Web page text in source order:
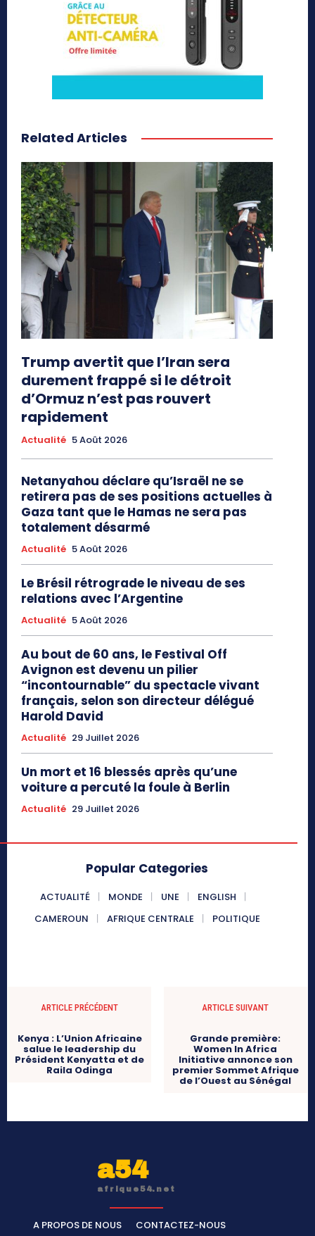
Related Articles
Trump avertit que l’Iran sera
durement frappé si le détroit
d’Ormuz n’est pas rouvert
rapidement
Actualité 5 Août 2026
Netanyahou déclare qu’Israël ne se
retirera pas de ses positions actuelles à
Gaza tant que le Hamas ne sera pas
totalement désarmé
Actualité 5 Août 2026
Le Brésil rétrograde le niveau de ses
relations avec l’Argentine
Actualité 5 Août 2026
Au bout de 60 ans, le Festival Off
Avignon est devenu un pilier
“incontournable” du spectacle vivant
français, selon son directeur délégué
Harold David
Actualité 29 Juillet 2026
Un mort et 16 blessés après qu’une
voiture a percuté la foule à Berlin
Actualité 29 Juillet 2026
Popular Categories
ACTUALITÉ MONDE UNE
ENGLISH
CAMEROUN
AFRIQUE CENTRALE POLITIQUE
ARTICLE PRÉCÉDENT
Kenya : L’Union Africaine
salue le leadership du
Président Kenyatta et de
Raila Odinga
ARTICLE SUIVANT
Grande première:
Women In Africa
Initiative annonce son
premier Sommet Afrique
de l’Ouest au Sénégal
a54
afrique54.net
A PROPOS DE NOUS
CONTACTEZ-NOUS